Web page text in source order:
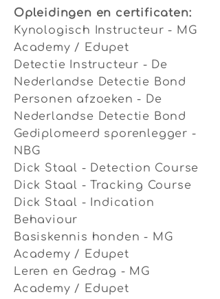
Opleidingen en certificaten:
Kynologisch Instructeur - MG
Academy / Edupet
Detectie Instructeur - De
Nederlandse Detectie Bond
Personen afzoeken - De
Nederlandse Detectie Bond
Gediplomeerd sporenlegger -
NBG
Dick Staal - Detection Course
Dick Staal - Tracking Course
Dick Staal - Indication
Behaviour
Basiskennis honden - MG
Academy / Edupet
Leren en Gedrag - MG
Academy / Edupet